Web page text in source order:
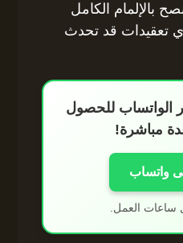
بالإلمام الكامل
تعقيدات قد تحدث
الواتساب للحصول
مباشرة!
واتساب
ساعات العمل.